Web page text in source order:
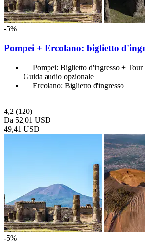
-5%
Pompei + Ercolano: biglietto
Pompei: Biglietto d'ingresso +
Guida audio opzionale
Ercolano: Biglietto d'ingresso
4,2 (120)
Da 52,01 USD
49,41 USD
-5%